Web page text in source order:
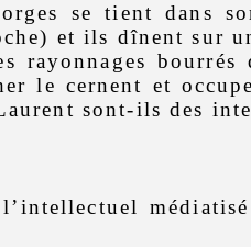
se tient dans
et ils dînent sur
rayonnages
le cernent et
sont-ils des